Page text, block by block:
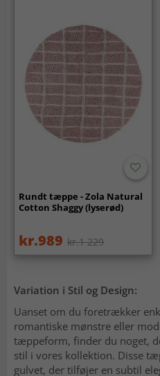
Rundt tæppe - Zola Natural
Cotton Shaggy (lyserød)
kr.989 kr.1 229
Variation i Stil og Design:
Uanset om du foretrækker
romantiske mønstre eller
tæppeform, finder du noget,
stil i vores kollektion. Disse
gulvet, der tilføjer en subtil